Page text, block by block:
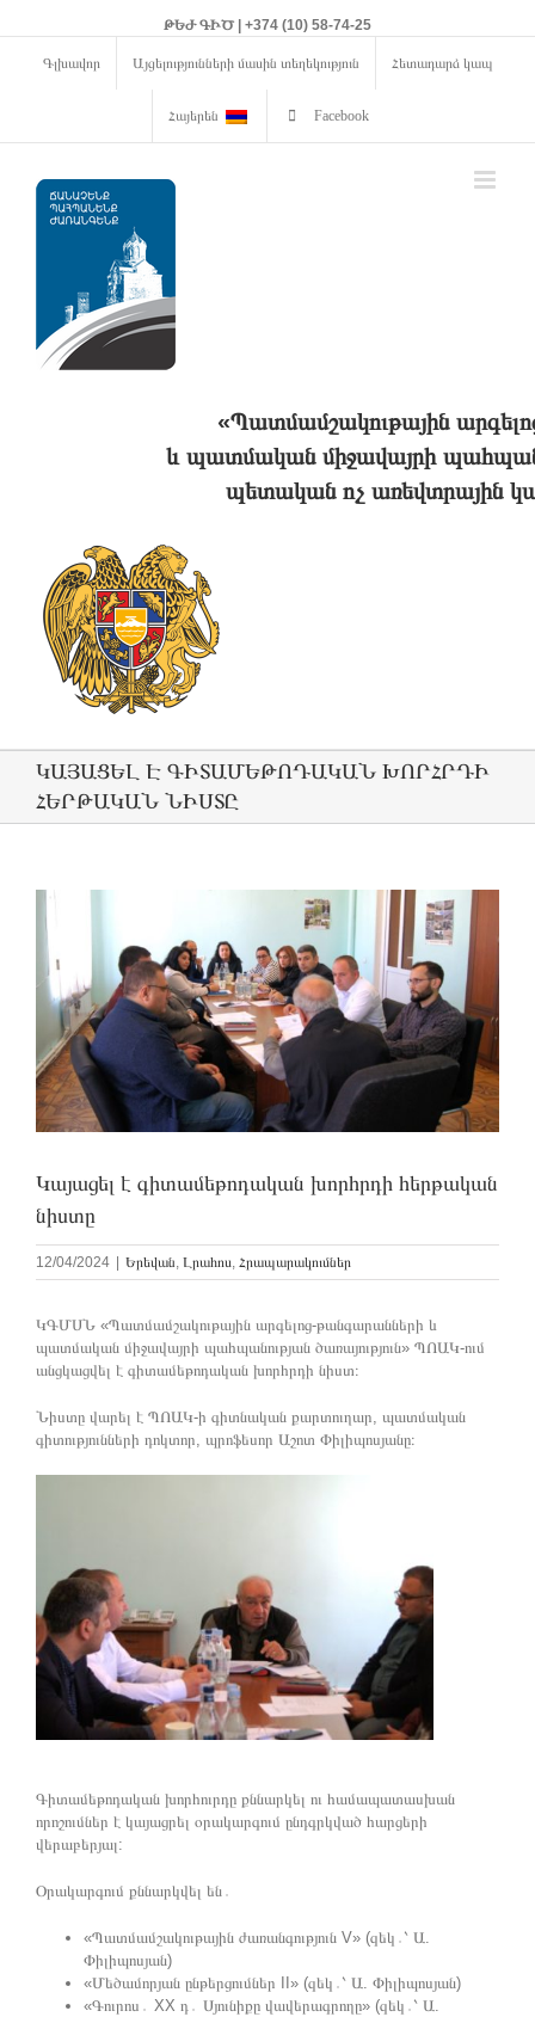
ԹԵԺ ԳԻԾ | +374 (10) 58-74-25
Գլխավոր Այցելությունների մասին տեղեկություն Հետադարձ կապ
Հայերեն Facebook
«Պատմամշակութային
և պատմական միջավայրի
պետական ոչ առեվտրային
ԿԱՅԱՑԵԼ Է ԳԻՏԱՄԵԹՈԴԱԿԱՆ ԽՈՐՀՐԴԻ
ՀԵՐԹԱԿԱՆ ՆԻՍՏԸ
Կայացել է գիտամեթոդական խորհրդի հերթական
նիստը
12/04/2024 Երեվան, Լրահոս, Հրապարակումներ
ԿԳՄՍՆ «Պատմամշակութային արգելոց-թանգարանների և
պատմական միջավայրի պահպանության ծառայություն» ՊՈԱԿ-ում
անցկացվել է գիտամեթոդական խորհրդի նիստ։
Նիստը վարել է ՊՈԱԿ-ի գիտնական քարտուղար, պատմական
գիտությունների դոկտոր, պրոֆեսոր Աշոտ Փիլիպոսյանը։
Գիտամեթոդական խորհուրդը քննարկել ու համապատասխան
որոշումներ է կայացրել օրակարգում ընդգրկված հարցերի
վերաբերյալ:
Օրակարգում քննարկվել են․
«Պատմամշակութային ժառանգություն V» (զեկ․՝ Ա.
Փիլիպոսյան)
«Մեծամորյան ընթերցումներ II» (զեկ․՝ Ա. Փիլիպոսյան)
«Գուրոս․ XX դ․ Սյունիքը վավերագրողը» (զեկ․՝ Ա.